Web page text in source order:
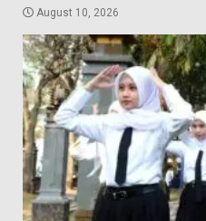
August 10, 2026